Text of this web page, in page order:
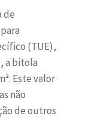
de
(TUE),
a bitola
Este valor
não
de outros